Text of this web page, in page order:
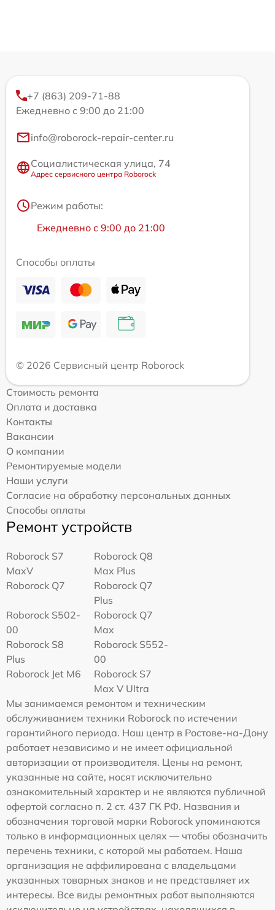
+7 (863) 209-71-88
Ежедневно с 9:00 до 21:00
info@roborock-repair-center.ru
Социалистическая улица, 74
Адрес сервисного центра Roborock
Режим работы:
Ежедневно с 9:00 до 21:00
Способы оплаты
© 2026 Сервисный центр Roborock
Стоимость ремонта
Оплата и доставка
Контакты
Вакансии
О компании
Ремонтируемые модели
Наши услуги
Согласие на обработку персональных данных
Способы оплаты
Ремонт устройств
Roborock S7
MaxV
Roborock Q8
Max Plus
Roborock Q7
Roborock Q7
Plus
Roborock S502-
00
Roborock Q7
Max
Roborock S8
Plus
Roborock S552-
00
Roborock Jet M6
Roborock S7
Max V Ultra
Мы занимаемся ремонтом и техническим
обслуживанием техники Roborock по истечении
гарантийного периода. Наш центр в Ростове-на-Дону
работает независимо и не имеет официальной
авторизации от производителя. Цены на ремонт,
указанные на сайте, носят исключительно
ознакомительный характер и не являются публичной
офертой согласно п. 2 ст. 437 ГК РФ. Названия и
обозначения торговой марки Roborock упоминаются
только в информационных целях — чтобы обозначить
перечень техники, с которой мы работаем. Наша
организация не аффилирована с владельцами
указанных товарных знаков и не представляет их
интересы. Все виды ремонтных работ выполняются